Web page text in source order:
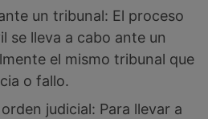
un tribunal: El proceso
se lleva a cabo ante un
el mismo tribunal que
o fallo.
judicial: Para llevar a